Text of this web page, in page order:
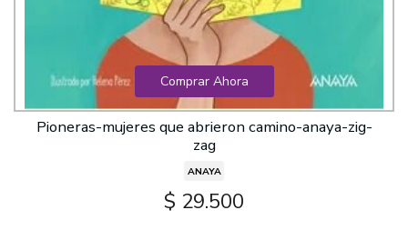
Comprar Ahora
Pioneras-mujeres que abrieron camino-anaya-zig-
zag
ANAYA
$ 29.500